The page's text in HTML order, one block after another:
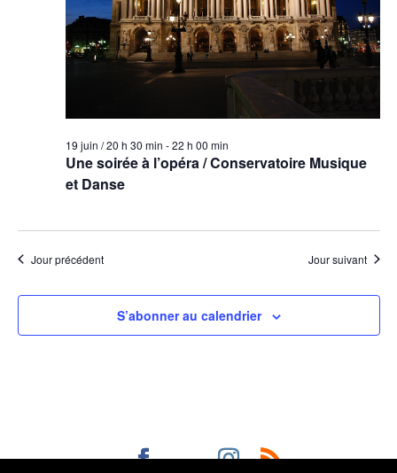
Une soirée à l’opéra / Conservatoire Musique
et Danse
19 juin / 20 h 30 min -22 h 00 min
Jour précédent Jour suivant
S’abonner au calendrier